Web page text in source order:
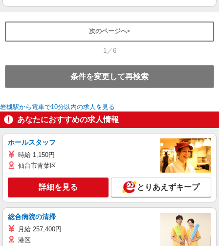
次のページへ
1／6
条件を変更して再検索
岩槻駅から電車で10分以内の求人を見る
あなたにおすすめの求人情報
ホールスタッフ
時給 1,150円
仙台市青葉区
詳細を見る とりあえずキープ
総合病院の清掃
月給 257,400円
港区